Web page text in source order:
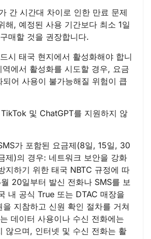
간 시간대 차이로 인한 만료 문제
해, 예정된 사용 기간보다 최소 1일
매할 것을 권장합니다.
시 태국 현지에서 활성화해야 합니
에서 활성화를 시도할 경우, 요금
되어 사용이 불가능해질 위험이 큽
및 ChatGPT를 지원하지 않
가 포함된 요금제(8일, 15일, 30
제)의 경우: 네트워크 보안을 강화
지하기 위한 태국 NBTC 규정에 따
20일부터 발신 전화나 SMS를 보
내 공식 True 또는 DTAC 매장을
을 지참하고 신원 확인 절차를 거쳐
데이터 사용이나 수신 전화에는
않으며, 인터넷 및 수신 전화는 활